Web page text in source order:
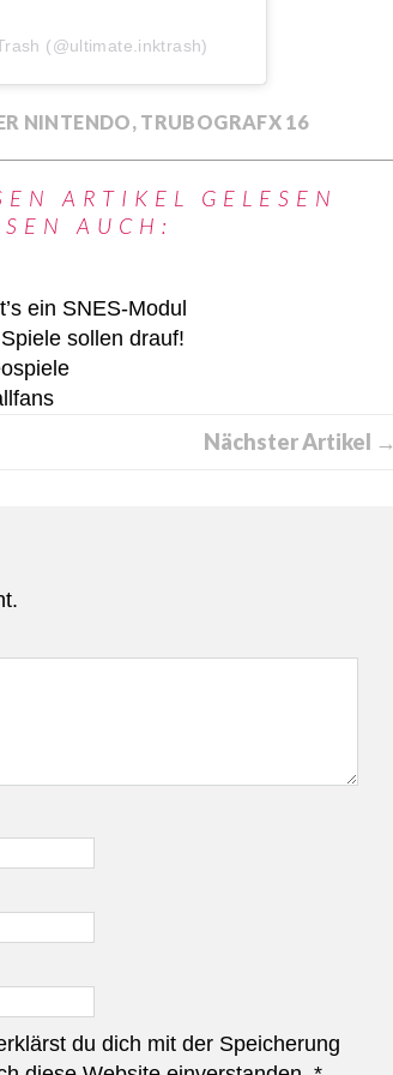
(@ultimate.inktrash)
NINTENDO, TRUBOGRAFX 16
ARTIKEL GELESEN
AUCH:
ein SNES-Modul
sollen drauf!
Nächster Artikel →
du dich mit der Speicherung